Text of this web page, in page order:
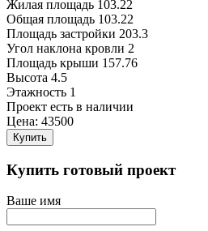
Жилая площадь 103.22
Общая площадь 103.22
Площадь застройки 203.3
Угол наклона кровли 2
Площадь крыши 157.76
Высота 4.5
Этажность 1
Проект есть в наличии
Цена: 43500
Купить
Купить готовый проект
Ваше имя